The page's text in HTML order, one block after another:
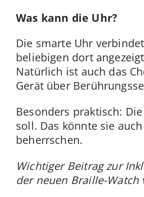
Was kann die Uhr?
Die smarte Uhr
beliebigen dort
Natürlich ist auch das
Gerät über
Besonders praktisch:
soll. Das könnte sie
beherrschen.
Wichtiger Beitrag zur
der neuen Braille-Watch